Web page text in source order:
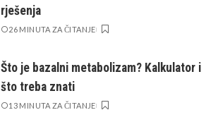
rješenja
26 MINUTA ZA ČITANJE
Što je bazalni metabolizam? Kalkulator i
što treba znati
13 MINUTA ZA ČITANJE